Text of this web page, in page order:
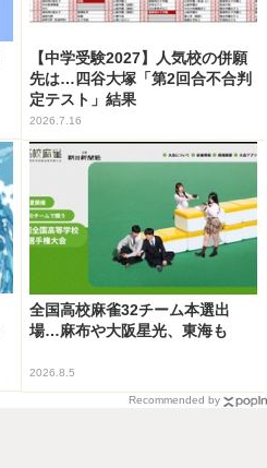
【中学受験2027】人気校の併願
先は…四谷大塚「第2回合不合判
定テスト」結果
2026.7.16
全国高校麻雀32チーム本選出
場…麻布や大阪星光、東海も
2026.8.5
Recommended by